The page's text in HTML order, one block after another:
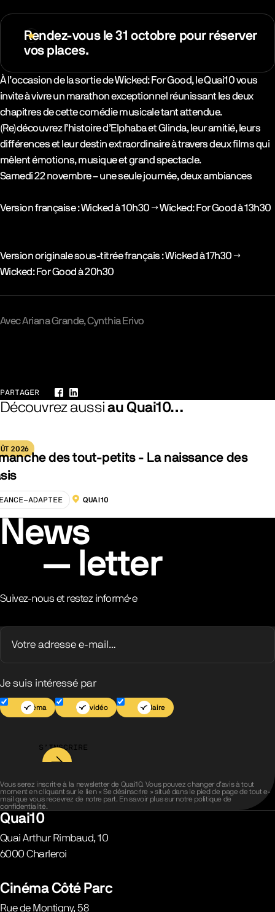
Rendez-vous le 31 octobre pour réserver
vos places.
Synopsys & Casting
À l’occasion de la sortie de Wicked: For Good, le Quai10 vous
invite à vivre un marathon exceptionnel réunissant les deux
chapitres de cette comédie musicale tant attendue.
(Re)découvrez l’histoire d’Elphaba et Glinda, leur amitié, leurs
différences et leur destin extraordinaire à travers deux films qui
mêlent émotions, musique et grand spectacle.
Samedi 22 novembre – une seule journée, deux ambiances
Version française : Wicked à 10h30 → Wicked: For Good à 13h30
Version originale sous-titrée français : Wicked à 17h30 →
Wicked: For Good à 20h30
AvecAriana Grande Cynthia Erivo
PARTAGER
Facebook
LinkedIn
Découvrez aussiau Quai10…
2026
des tout-petits - La naissance des
ADAPTEE LOCALISATION :
QUAI10
News
letter
Suivez-nous et restez informé·e
Je suis intéressé par
Cinéma Jeu vidéo Scolaire
S’INSCRIRE
Vous serez inscrit·e à la newsletter de Quai10. Vous pouvez changer d’avis à tout
moment en cliquant sur le lien « Se désinscrire » situé dans le pied de page de tout e-
mail que vous recevrez de notre part. En savoir plus sur notre politique de
confidentialité.
Quai10
Quai Arthur Rimbaud, 10
6000 Charleroi
Cinéma Côté Parc
Rue de Montigny, 58